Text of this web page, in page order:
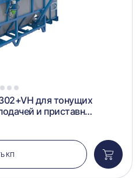
3 4 5
для тонущих
и приставн…
КП
в